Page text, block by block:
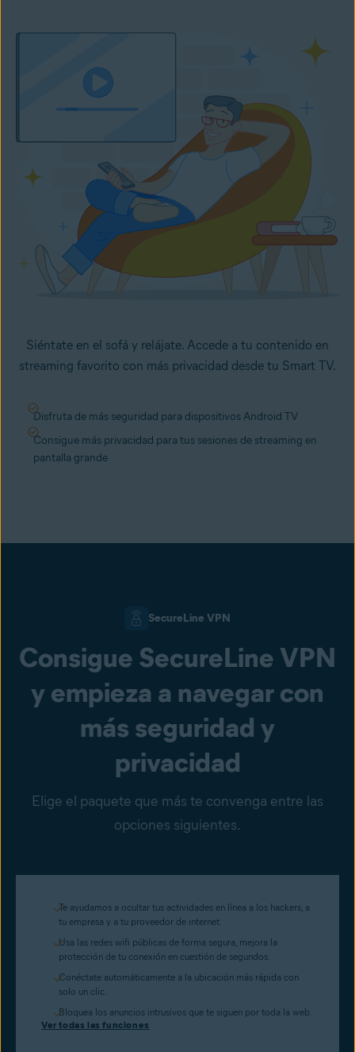
Siéntate en el sofá y relájate. Accede a tu contenido en
streaming favorito con más privacidad desde tu Smart TV.
Disfruta de más seguridad para dispositivos Android TV
Consigue más privacidad para tus sesiones de streaming en
pantalla grande
SecureLine VPN
Consigue SecureLine VPN
y empieza a navegar con
más seguridad y
privacidad
Elige el paquete que más te convenga entre las
opciones siguientes.
Te ayudamos a ocultar tus actividades en línea a los hackers, a
tu empresa y a tu proveedor de internet.
Usa las redes wifi públicas de forma segura, mejora la
protección de tu conexión en cuestión de segundos.
Conéctate automáticamente a la ubicación más rápida con
solo un clic.
Bloquea los anuncios intrusivos que te siguen por toda la web.
Ver todas las funciones